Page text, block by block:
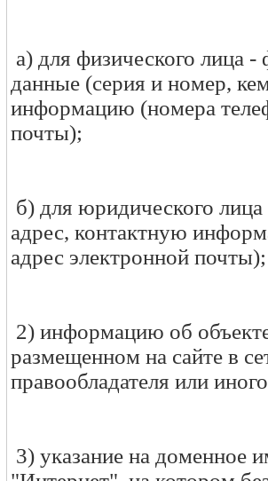
а) для физического лица
данные (серия и номер,
информацию (номера
почты);
б) для юридического
адрес, контактную
адрес электронной почты);
2) информацию об
размещенном на сайте в
правообладателя или
3) указание на доменное